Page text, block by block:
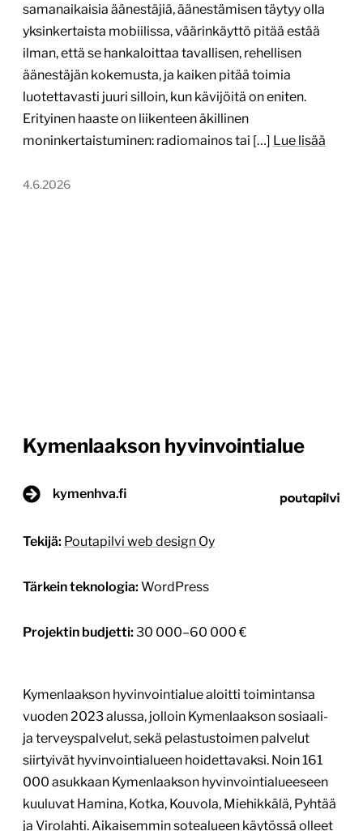
samanaikaisia äänestäjiä, äänestämisen täytyy olla
yksinkertaista mobiilissa, väärinkäyttö pitää estää
ilman, että se hankaloittaa tavallisen, rehellisen
äänestäjän kokemusta, ja kaiken pitää toimia
luotettavasti juuri silloin, kun kävijöitä on eniten.
Erityinen haaste on liikenteen äkillinen
moninkertaistuminen: radiomainos tai […] Lue lisää
4.6.2026
Kymenlaakson hyvinvointialue
kymenhva.fi
Tekijä: Poutapilvi web design Oy
Tärkein teknologia: WordPress
Projektin budjetti: 30 000–60 000 €
Kymenlaakson hyvinvointialue aloitti toimintansa
vuoden 2023 alussa, jolloin Kymenlaakson sosiaali-
ja terveyspalvelut, sekä pelastustoimen palvelut
siirtyivät hyvinvointialueen hoidettavaksi. Noin 161
000 asukkaan Kymenlaakson hyvinvointialueeseen
kuuluvat Hamina, Kotka, Kouvola, Miehikkälä, Pyhtää
ja Virolahti. Aikaisemmin sotealueen käytössä olleet